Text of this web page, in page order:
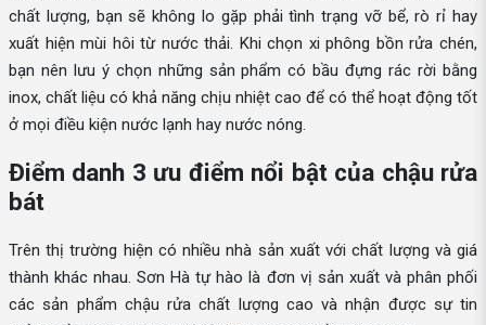
chất lượng, bạn sẽ không lo gặp phải tình trạng vỡ bể, rò rỉ hay
xuất hiện mùi hôi từ nước thải. Khi chọn xi phông bồn rửa chén,
bạn nên lưu ý chọn những sản phẩm có bầu đựng rác rời bằng
inox, chất liệu có khả năng chịu nhiệt cao để có thể hoạt động tốt
ở mọi điều kiện nước lạnh hay nước nóng.
Điểm danh 3 ưu điểm nổi bật của chậu rửa
bát
Trên thị trường hiện có nhiều nhà sản xuất với chất lượng và giá
thành khác nhau. Sơn Hà tự hào là đơn vị sản xuất và phân phối
các sản phẩm chậu rửa chất lượng cao và nhận được sự tin